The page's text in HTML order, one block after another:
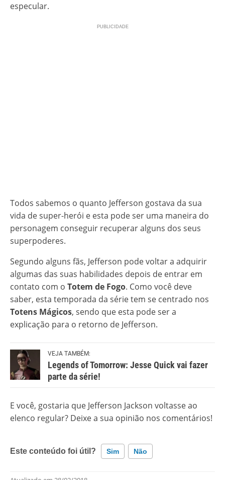
especular.
Todos sabemos o quanto Jefferson gostava da sua
vida de super-herói e esta pode ser uma maneira do
personagem conseguir recuperar alguns dos seus
superpoderes.
Segundo alguns fãs, Jefferson pode voltar a adquirir
algumas das suas habilidades depois de entrar em
contato com o Totem de Fogo. Como você deve
saber, esta temporada da série tem se centrado nos
Totens Mágicos, sendo que esta pode ser a
explicação para o retorno de Jefferson.
VEJA TAMBÉM:
Legends of Tomorrow: Jesse Quick vai fazer
parte da série!
E você, gostaria que Jefferson Jackson voltasse ao
elenco regular? Deixe a sua opinião nos comentários!
Este conteúdo foi útil? Sim Não